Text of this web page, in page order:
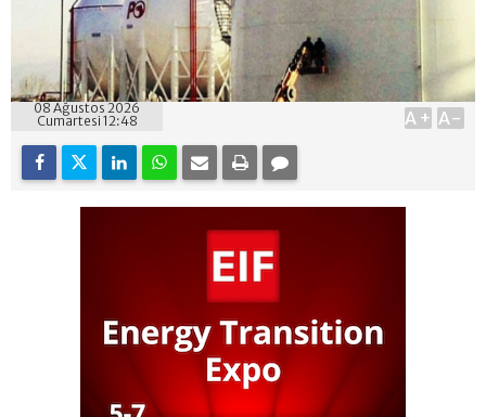
08 Ağustos 2026
Cumartesi 12:48
A+ A-